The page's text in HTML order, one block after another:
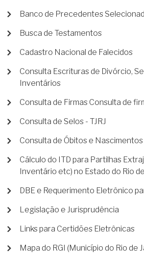
Banco de Precedentes
Busca de Testamentos
Cadastro Nacional de Falecidos
Consulta Escrituras de Divórcio,
Inventários
Consulta de Firmas Consulta de
Consulta de Selos - TJRJ
Consulta de Óbitos e Nascimentos
Cálculo do ITD para Partilhas
Inventário etc) no Estado do Rio
DBE e Requerimento Eletrônico
Legislação e Jurisprudência
Links para Certidões Eletrônicas
Mapa do RGI (Município do Rio de